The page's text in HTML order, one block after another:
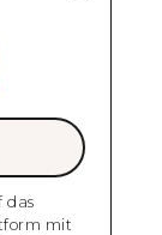
das
mit